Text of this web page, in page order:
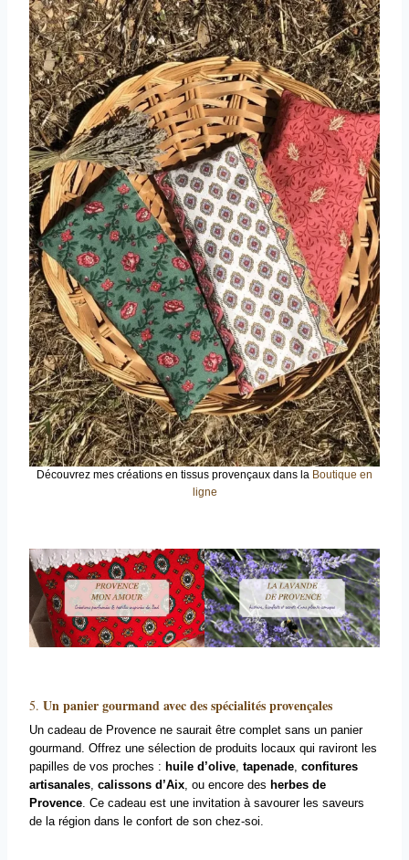
Découvrez mes créations en tissus provençaux dans la Boutique en
ligne
5. Un panier gourmand avec des spécialités provençales
Un cadeau de Provence ne saurait être complet sans un panier
gourmand. Offrez une sélection de produits locaux qui raviront les
papilles de vos proches : huile d’olive tapenade confitures
artisanales calissons d’Aix , ou encore des herbes de
Provence . Ce cadeau est une invitation à savourer les saveurs
de la région dans le confort de son chez-soi.